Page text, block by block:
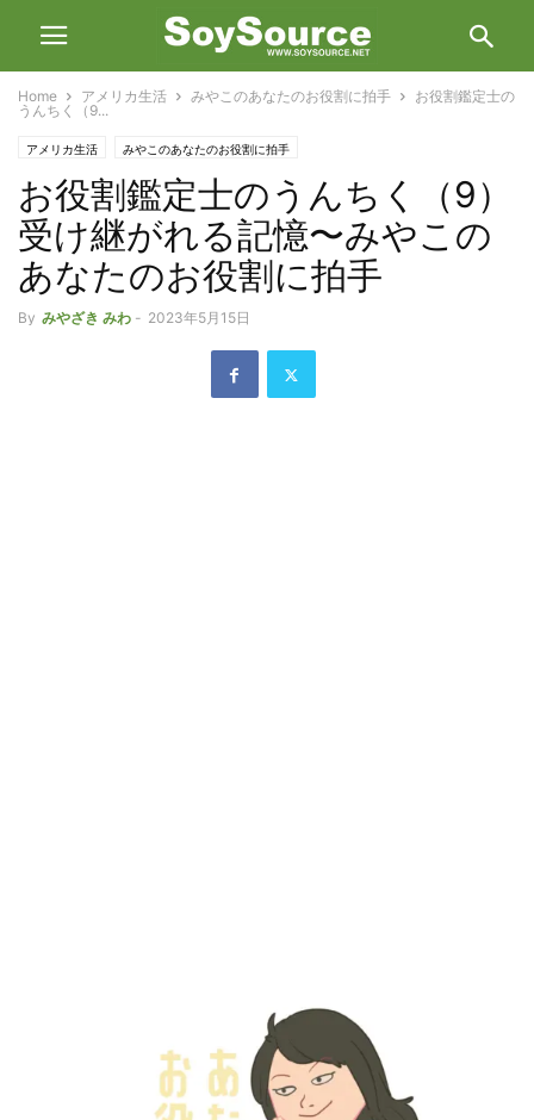
Home アメリカ生活 みやこのあなたのお役割に拍手
お役割鑑定士の
うんちく（9...
アメリカ生活 みやこのあなたのお役割に拍手
お役割鑑定士のうんちく（9）
受け継がれる記憶〜みやこの
あなたのお役割に拍手
By みやざき みわ - 2023年5月15日